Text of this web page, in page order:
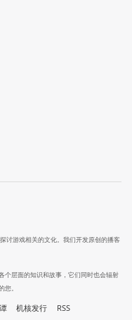
讨游戏相关的文化。我们开发原创的播客
个层面的知识和故事，它们同时也会辐射
。
机核发行 RSS